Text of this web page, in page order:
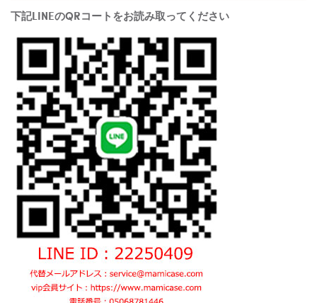
下記LINEのQRコートをお読み取ってください